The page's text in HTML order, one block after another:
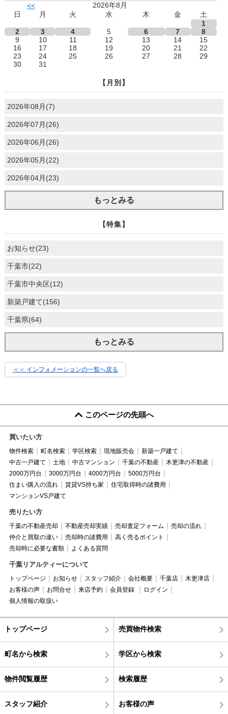
<<
2026年8月
日
月 火 水 木 金
土
1
2
3 4 5 6 7
8
9
10 11 12 13 14
15
16
17 18 19 20 21
22
23
24 25 26 27 28
29
30
31
【月別】
2026年08月(7)
2026年07月(26)
2026年06月(26)
2026年05月(22)
2026年04月(23)
もっとみる
【特集】
お知らせ(23)
千葉市(22)
千葉市中央区(12)
新築戸建て(156)
千葉県(64)
もっとみる
＜＜ インフォメーションの一覧へ戻る
このページの先頭へ
買いたい方
物件検索 町名検索 学区検索 現地販売会
新築一戸建て
中古一戸建て
土地 中古マンション 千葉の不動産
木更津の不動産
2000万円台
3000万円台 4000万円台
5000万円台
住まい購入の流れ
賃貸VS持ち家
住宅取得時の諸費用
マンションVS戸建て
売りたい方
千葉の不動産売却 不動産売却実績 売却査定フォーム
売却の流れ
仲介と買取の違い
売却時の諸費用
高く売るポイント
売却時に必要な書類
よくある質問
千葉リアルティーについて
トップページ お知らせ スタッフ紹介 会社概要 千葉店
木更津店
お客様の声
お問合せ 来店予約 会員登録
ログイン
個人情報の取扱い
トップページ 売買物件検索
町名から検索 学区から検索
物件閲覧履歴 検索履歴
スタッフ紹介 お客様の声